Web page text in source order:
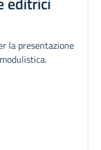
la presentazione